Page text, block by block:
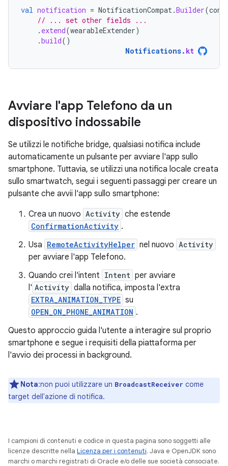
val notification = NotificationCompat.Builder(
// ... set other fields ...
. extend(wearableExtender)
.build()
Notifications. kt
Avviare l'app Telefono da un
dispositivo indossabile
Se utilizzi le notifiche bridge, qualsiasi notifica include
automaticamente un pulsante per avviare l'app sullo
smartphone. Tuttavia, se utilizzi una notifica locale creata
sullo smartwatch, segui i seguenti passaggi per creare un
pulsante che avvii l'app sullo smartphone:
Crea un nuovo Activity che estende
ConfirmationActivity .
Usa RemoteActivityHelper nel nuovo Activity
per avviare l'app Telefono.
Quando crei l'intent Intent per avviare
l' Activity dalla notifica, imposta l'extra
EXTRA_ANIMATION_TYPE su
OPEN_ON_PHONE_ANIMATION .
Questo approccio guida l'utente a interagire sul proprio
smartphone e segue i requisiti della piattaforma per
l'avvio dei processi in background.
Nota:non puoi utilizzare un BroadcastReceiver come
target dell'azione di notifica.
I campioni di contenuti e codice in questa pagina sono soggetti alle
licenze descritte nella Licenza per i contenuti. Java e OpenJDK sono
marchi o marchi registrati di Oracle e/o delle sue società consociate.